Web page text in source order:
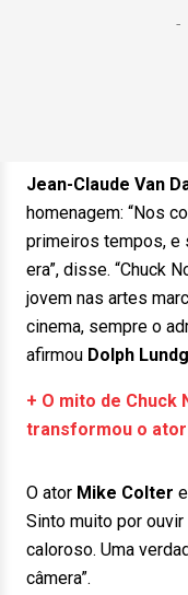
Jean-Claude Van
homenagem: “Nos
primeiros tempos, e
era”, disse. “Chuck
jovem nas artes
cinema, sempre o
afirmou Dolph
+ O mito de
transformou o ator
O ator Mike Colter
Sinto muito por
caloroso. Uma
câmera”.